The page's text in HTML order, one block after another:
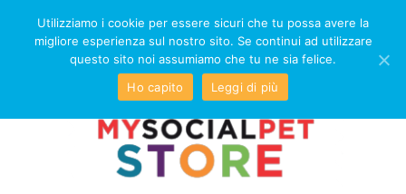
Utilizziamo i cookie per essere sicuri che tu possa avere la
migliore esperienza sul nostro sito. Se continui ad utilizzare
questo sito noi assumiamo che tu ne sia felice.
Ho capito
Leggi di più